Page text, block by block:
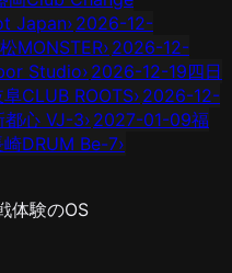
Japan› 2026-12-
MONSTER› 2026-12-
Studio› 2026-12-19四日
阜CLUB ROOTS› 2026-12-
都心 VJ-3› 2027-01-09福
崎DRUM Be-7›
体験のOS